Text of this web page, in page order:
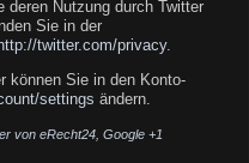
deren Nutzung durch Twitter
Sie in der
http://twitter.com/privacy.
können Sie in den Konto-
settings ändern.
von eRecht24 Google +1